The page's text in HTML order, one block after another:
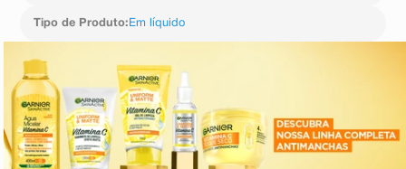
Tipo de Produto: Em líquido